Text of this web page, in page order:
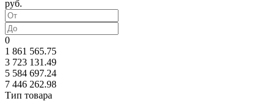
руб.
0
1 861 565.75
3 723 131.49
5 584 697.24
7 446 262.98
Тип товара